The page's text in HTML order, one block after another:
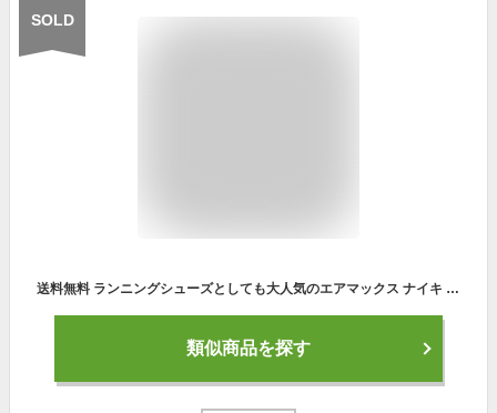
SOLD
送料無料 ランニングシューズとしても大人気のエアマックス ナイキ NIKE レディース AIR MAX AP CU4870 エーピー スニーカー シューズ 靴 スポーツ ダンス ウォーキング ジョギング
類似商品を探す